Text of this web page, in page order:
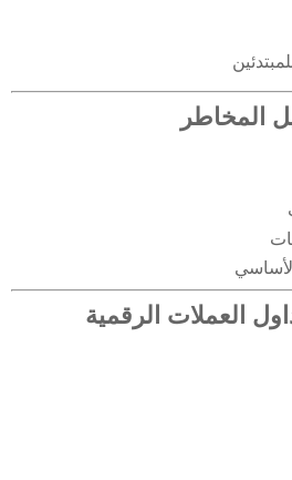
المخاطر
العملات الرقمية